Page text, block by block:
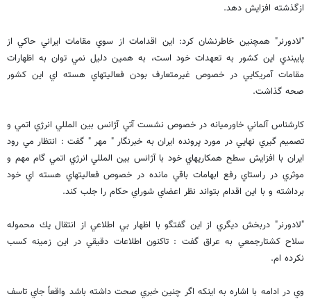
ازگذشته افزايش دهد.
"لادورنر" همچنين خاطرنشان كرد: اين اقدامات از سوي مقامات ايراني حاكي از
پايبندي اين كشور به تعهدات خود است، به همين دليل نمي توان به اظهارات
مقامات آمريكايي در خصوص غيرمتعارف بودن فعاليتهاي هسته اي اين كشور
صحه گذاشت.
كارشناس آلماني خاورميانه در خصوص نشست آتي آژانس بين المللي انرژي اتمي و
تصميم گيري نهايي در مورد پرونده ايران به خبرنگار " مهر " گفت : انتظار مي رود
ايران با افزايش سطح همكاريهاي خود با آژانس بين المللي انرژي اتمي گام مهم و
موثري در راستاي رفع ابهامات باقي مانده در خصوص فعاليتهاي هسته اي خود
برداشته و با اين اقدام بتواند نظر اعضاي شوراي حكام را جلب كند.
"لادورنر" دربخش ديگري از اين گفتگو با اظهار بي اطلاعي از انتقال يك محموله
سلاح كشتارجمعي به عراق گفت : تاكنون اطلاعات دقيقي در اين زمينه كسب
نكرده ام.
وي در ادامه با اشاره به اينكه اگر چنين خبري صحت داشته باشد واقعاً جاي تاسف